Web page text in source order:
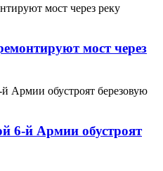
мост через
6-й Армии обустроят